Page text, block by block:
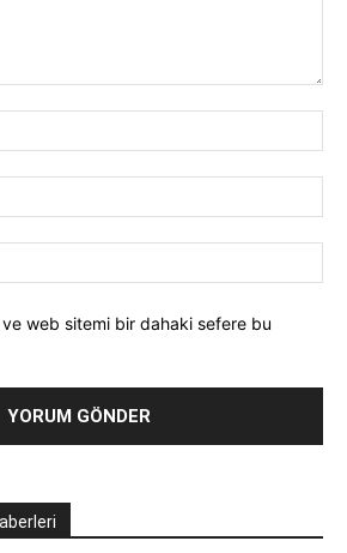
ve web sitemi bir dahaki sefere bu